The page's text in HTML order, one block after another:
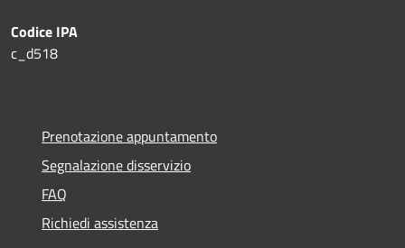
Codice IPA
c_d518
Prenotazione appuntamento
Segnalazione disservizio
FAQ
Richiedi assistenza